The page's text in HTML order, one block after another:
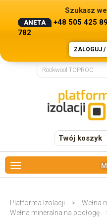
Szukasz
ANETA +48 505 425
782
ZALOGUJ /
Twój koszyk
Platforma Izolacji > Wełna
Wełna mineralna na podłogę